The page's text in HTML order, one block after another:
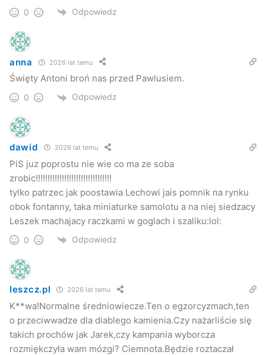
na terenie Domu Pomocy Społecznej ludzie zauważą, że
nie jest to już kwestia złego ducha, a wręcz przeciwnie. Ci
chorzy zwracają się do Michała Archanioła o to, aby ich
uzdrowił i aby ten zły duch na nich nie oddziaływał
dodaje Gużkowski.
Kuba Kowalczyk
Jaslonet.pl
folusz
0 Odpowiedz
anna 2026 lat temu
Święty Antoni broń nas przed Pawlusiem.
0 Odpowiedz
dawid 2026 lat temu
PiS juz poprostu nie wie co ma ze soba
zrobic!!!!!!!!!!!!!!!!!!!!!!!!!!!!!!!!
tylko patrzec jak poostawia Lechowi jais pomnik na rynku
obok fontanny, taka miniaturke samolotu a na niej siedzacy
Leszek machajacy raczkami w goglach i szaliku:lol:
0 Odpowiedz
leszcz.pl 2026 lat temu
K**wa!Normalne średniowiecze.Ten o egzorcyzmach,ten
o przeciwwadze dla diablego kamienia.Czy nażarliście się
takich prochów jak Jarek,czy kampania wyborcza
rozmiękczyła wam mózgi? Ciemnota.Będzie roztaczał